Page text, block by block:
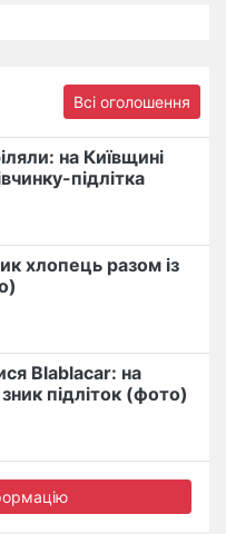
Всі оголошення
на Київщині
підлітка
хлопець разом із
Blablacar: на
підліток (фото)